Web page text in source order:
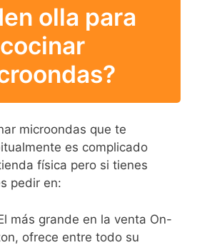
olla para
cocinar
microondas que te
es complicado
física pero si tienes
pedir en:
más grande en la venta On-
ofrece entre todo su